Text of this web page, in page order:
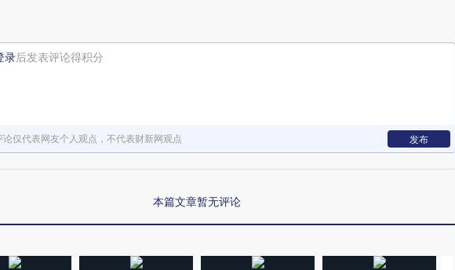
录后发表评论得积分
论仅代表网友个人观点，不代表财新网观点 发布
本篇文章暂无评论